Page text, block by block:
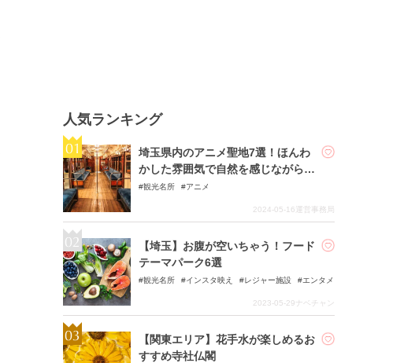
人気ランキング
埼玉県内のアニメ聖地7選！ほんわ
かした雰囲気で自然を感じながら巡
る！
観光名所 アニメ
2024-05-16運営事務局
【埼玉】お腹が空いちゃう！フード
テーマパーク6選
観光名所 インスタ映え レジャー施設 エンタメ
2023-05-29ナベチャン
【関東エリア】花手水が楽しめるお
すすめ寺社仏閣